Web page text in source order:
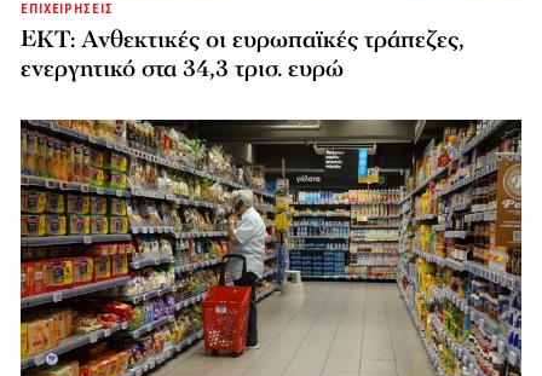
ΕΠΙΧΕΙΡΗΣΕΙΣ
ΕΚΤ: Ανθεκτικές οι ευρωπαϊκές τράπεζες,
ενεργητικό στα 34,3 τρισ. ευρώ